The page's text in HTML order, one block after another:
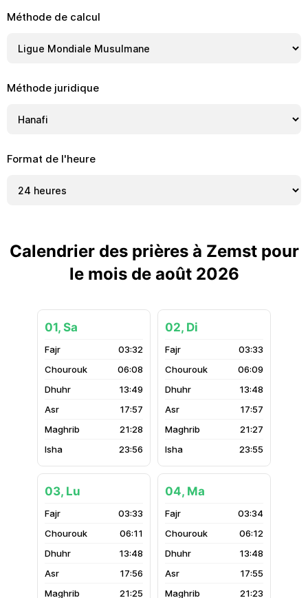
Méthode de calcul
Méthode juridique
Format de l'heure
Calendrier des prières à Zemst pour
le mois de août 2026
01, Sa
03:32
06:08
13:49
17:57
21:28
23:56
02, Di
03:33
06:09
13:48
17:57
21:27
23:55
03, Lu
03:33
06:11
13:48
17:56
21:25
04, Ma
03:34
06:12
13:48
17:55
21:23